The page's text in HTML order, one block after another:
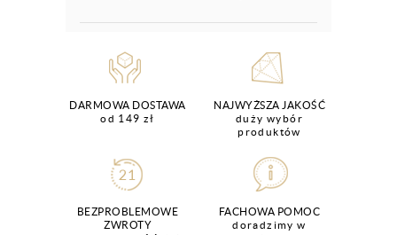
DARMOWA DOSTAWA
od 149 zł
NAJWYŻSZA JAKOŚĆ
duży wybór
produktów
BEZPROBLEMOWE
ZWROTY
FACHOWA POMOC
doradzimy w